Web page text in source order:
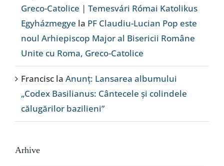
Greco-Catolice | Temesvári Római Katolikus
Egyházmegye la PF Claudiu-Lucian Pop este
noul Arhiepiscop Major al Bisericii Române
Unite cu Roma, Greco-Catolice
Francisc la Anunț: Lansarea albumului
„Codex Basilianus: Cântecele și colindele
călugărilor bazilieni”
Arhive